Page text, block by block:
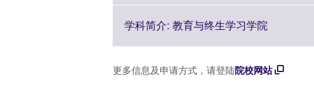
学科简介: 教育与终生学习学院
More
information
更多信息及申请方式，请登陆院校网站